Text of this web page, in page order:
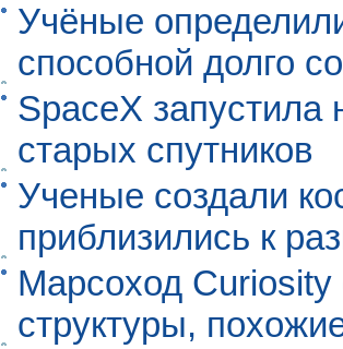
Учёные
способной долго
SpaceX запустила
старых спутников
Ученые создали
приблизились к
Марсоход
структуры,